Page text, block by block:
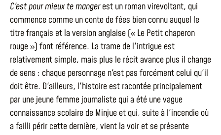
C'est pour mieux te mangerest un roman virevoltant, qui
commence comme un conte de fées bien connu auquel le
titre français et la version anglaise (« Le Petit chaperon
rouge ») font référence. La trame de l'intrigue est
relativement simple, mais plus le récit avance plus il change
de sens : chaque personnage n'est pas forcément celui qu'il
doit être. D'ailleurs, l'histoire est racontée principalement
par une jeune femme journaliste qui a été une vague
connaissance scolaire de Minjue et qui, suite à l'incendie où
a failli périr cette dernière, vient la voir et se présente